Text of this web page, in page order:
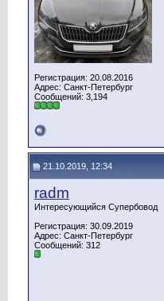
Регистрация: 20.08.2016
Адрес: Санкт-Петербург
Сообщений: 3,194
21.10.2019, 12:34
radm
Интересующийся Супербовод
Регистрация: 30.09.2019
Адрес: Санкт-Петербург
Сообщений: 312